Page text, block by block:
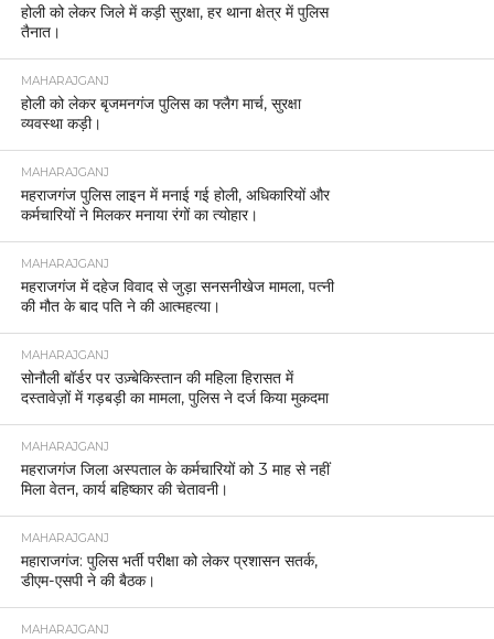
होली को लेकर जिले में कड़ी सुरक्षा, हर थाना क्षेत्र में पुलिस
तैनात।
MAHARAJGANJ
होली को लेकर बृजमनगंज पुलिस का फ्लैग मार्च, सुरक्षा
व्यवस्था कड़ी।
MAHARAJGANJ
महराजगंज पुलिस लाइन में मनाई गई होली, अधिकारियों और
कर्मचारियों ने मिलकर मनाया रंगों का त्योहार।
MAHARAJGANJ
महराजगंज में दहेज विवाद से जुड़ा सनसनीखेज मामला, पत्नी
की मौत के बाद पति ने की आत्महत्या।
MAHARAJGANJ
सोनौली बॉर्डर पर उज़्बेकिस्तान की महिला हिरासत में
दस्तावेज़ों में गड़बड़ी का मामला, पुलिस ने दर्ज किया मुकदमा
MAHARAJGANJ
महराजगंज जिला अस्पताल के कर्मचारियों को 3 माह से नहीं
मिला वेतन, कार्य बहिष्कार की चेतावनी।
MAHARAJGANJ
महाराजगंज: पुलिस भर्ती परीक्षा को लेकर प्रशासन सतर्क,
डीएम-एसपी ने की बैठक।
MAHARAJGANJ